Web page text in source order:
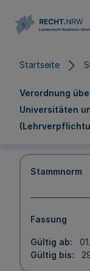
Startseite
Verordnung
Universitäten
Stammnorm
Fassung
Gültig ab
Gültig bis